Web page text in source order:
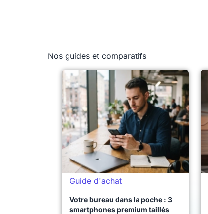
Nos guides et comparatifs
Guide d'achat
Votre bureau dans la poche : 3
smartphones premium taillés